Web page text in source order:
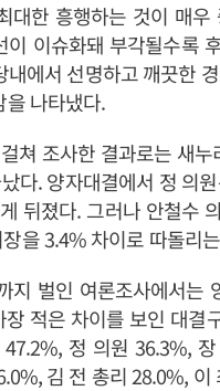
대한 흥행하는 것이 매
이슈화돼 부각될수록
에서 선명하고 깨끗한
을 나타냈다.
쳐 조사한 결과로는 새
다. 양자대결에서 정 의
뒤졌다. 그러나 안철수
을 3.4% 차이로 따돌리
지 벌인 여론조사에서는
적은 차이를 보인 대결
정 의원 36.3%,
김 전 총리 28.0%,